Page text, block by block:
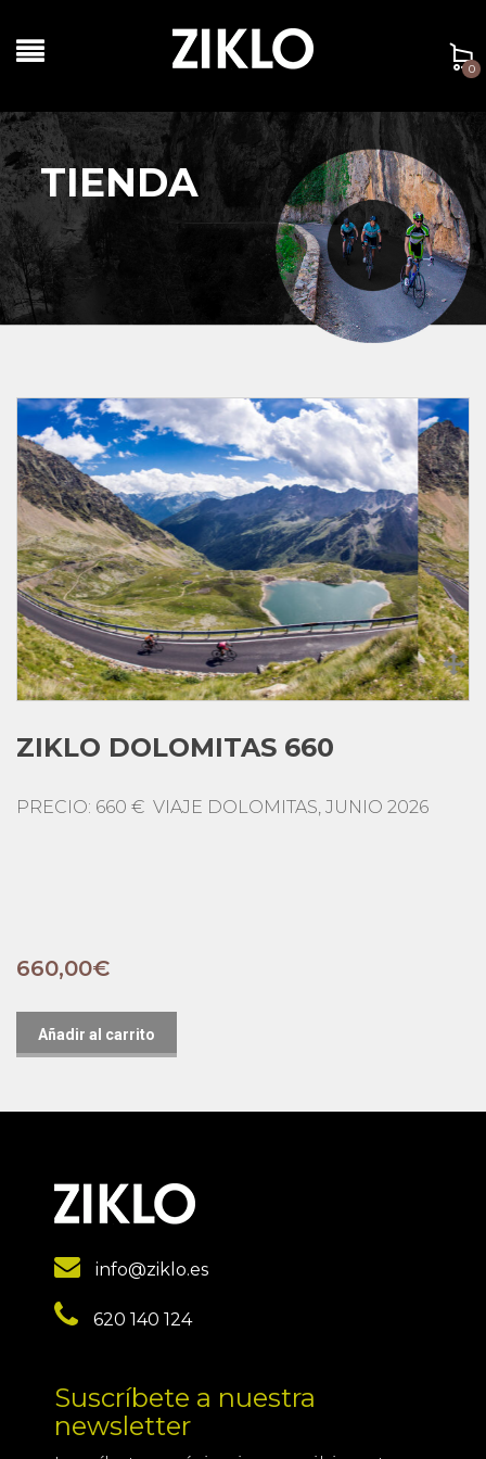
0
TIENDA
ZIKLO DOLOMITAS 660
PRECIO: 660 € VIAJE DOLOMITAS, JUNIO 2026
660,00€
Añadir al carrito
info@ziklo.es
620 140 124
Suscríbete a nuestra
newsletter